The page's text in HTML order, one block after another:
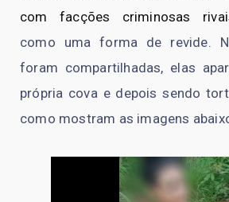
com facções criminosas
como uma forma de revide.
foram compartilhadas, elas
própria cova e depois sendo
como mostram as imagens